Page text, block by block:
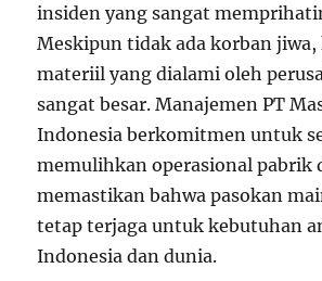
insiden yang sangat
Meskipun tidak ada korban jiwa,
materiil yang dialami oleh
sangat besar. Manajemen PT
Indonesia berkomitmen untuk
memulihkan operasional pabrik
memastikan bahwa pasokan
tetap terjaga untuk kebutuhan
Indonesia dan dunia.